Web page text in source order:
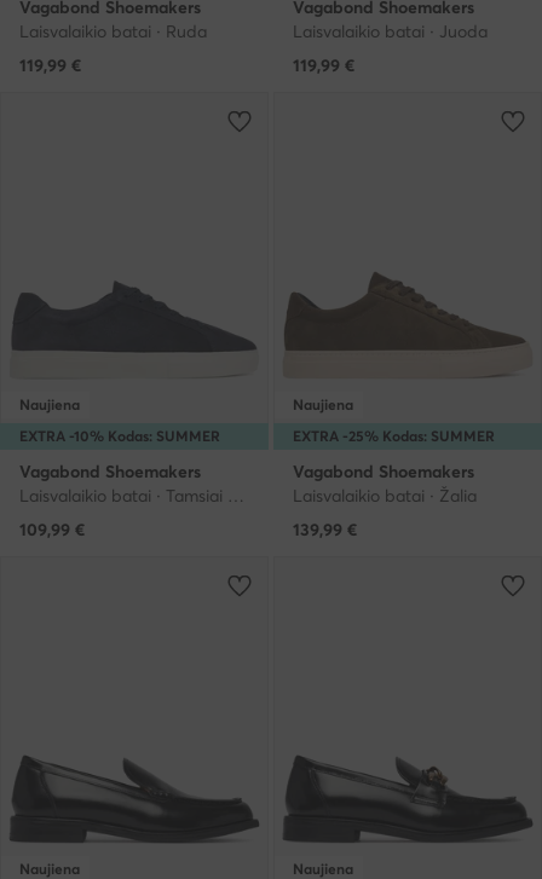
Vagabond Shoemakers
Laisvalaikio batai · Ruda
119,99 €
Vagabond Shoemakers
Laisvalaikio batai · Juoda
119,99 €
EXTRA -10% Kodas: SUMMER
Naujiena
Vagabond Shoemakers
Laisvalaikio batai · Tamsiai mėlyna
109,99 €
EXTRA -25% Kodas: SUMMER
Naujiena
Vagabond Shoemakers
Laisvalaikio batai · Žalia
139,99 €
Naujiena Naujiena